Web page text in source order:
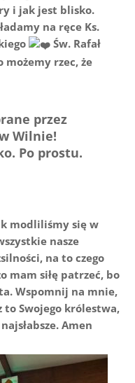
i jak jest blisko.
na ręce Ks.
Św. Rafał
możemy rzec, że
przez
Wilnie!
Po prostu.
modliliśmy się w
nasze
na to czego
mam siłę patrzeć, bo
Wspomnij na mnie,
to Swojego królestwa,
Amen